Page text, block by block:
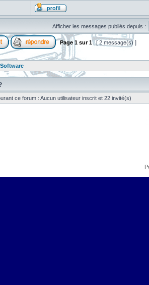
Afficher les messages publiés depuis :
Page1 sur1 [ 2 message(s) ]
Software
ce forum : Aucun utilisateur inscrit et 22 invité(s)